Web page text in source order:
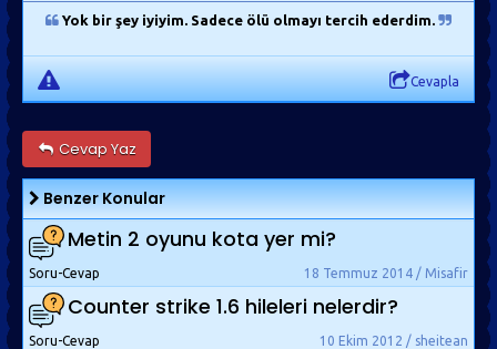
Yok bir şey iyiyim. Sadece ölü olmayı tercih ederdim.
Cevapla
Cevap Yaz
Benzer Konular
Metin 2 oyunu kota yer mi?
18 Temmuz 2014 / Misafir
Soru-Cevap
Counter strike 1.6 hileleri nelerdir?
10 Ekim 2012 / sheitean
Soru-Cevap